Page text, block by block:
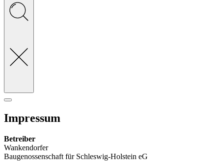
Impressum
Betreiber
Wankendorfer
Baugenossenschaft für Schleswig-Holstein eG